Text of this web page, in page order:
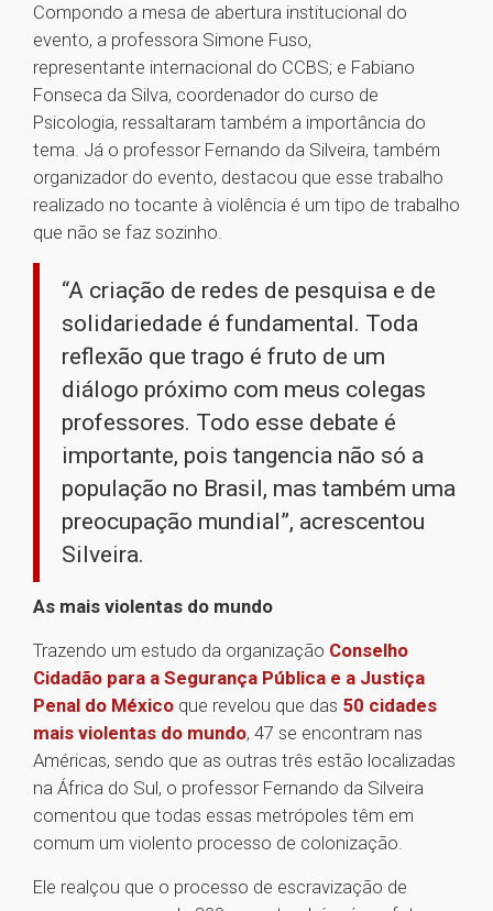
Compondo a mesa de abertura institucional do
evento, a professora Simone Fuso,
representante internacional do CCBS; e Fabiano
Fonseca da Silva, coordenador do curso de
Psicologia, ressaltaram também a importância do
tema. Já o professor Fernando da Silveira, também
organizador do evento, destacou que esse trabalho
realizado no tocante à violência é um tipo de trabalho
que não se faz sozinho.
“A criação de redes de pesquisa e de
solidariedade é fundamental. Toda
reflexão que trago é fruto de um
diálogo próximo com meus colegas
professores. Todo esse debate é
importante, pois tangencia não só a
população no Brasil, mas também uma
preocupação mundial”, acrescentou
Silveira.
As mais violentas do mundo
Trazendo um estudo da organização Conselho
Cidadão para a Segurança Pública e a Justiça
Penal do México que revelou que das 50 cidades
mais violentas do mundo, 47 se encontram nas
Américas, sendo que as outras três estão localizadas
na África do Sul, o professor Fernando da Silveira
comentou que todas essas metrópoles têm em
comum um violento processo de colonização.
Ele realçou que o processo de escravização de